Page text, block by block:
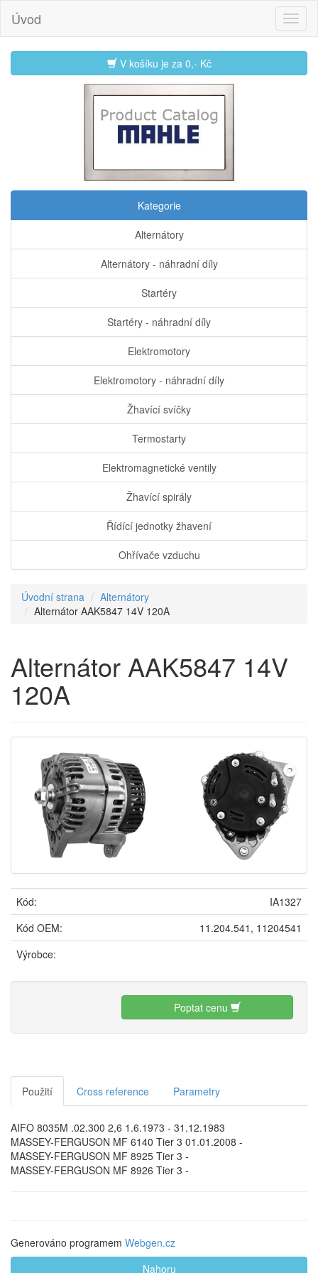
Úvod
V košíku je za 0,- Kč
Kategorie
Alternátory
Alternátory - náhradní díly
Startéry
Startéry - náhradní díly
Elektromotory
Elektromotory - náhradní díly
Žhavící svíčky
Termostarty
Elektromagnetické ventily
Žhavící spirály
Řídící jednotky žhavení
Ohřívače vzduchu
Úvodní strana
Alternátory
Alternátor AAK5847 14V 120A
Alternátor AAK5847 14V
120A
Kód:
IA1327
Kód OEM:
11.204.541, 11204541
Výrobce:
Poptat cenu
Použití Cross reference Parametry
AIFO 8035M .02.300 2,6 1.6.1973 - 31.12.1983
MASSEY-FERGUSON MF 6140 Tier 3 01.01.2008 -
MASSEY-FERGUSON MF 8925 Tier 3 -
MASSEY-FERGUSON MF 8926 Tier 3 -
Generováno programem Webgen.cz
Nahoru